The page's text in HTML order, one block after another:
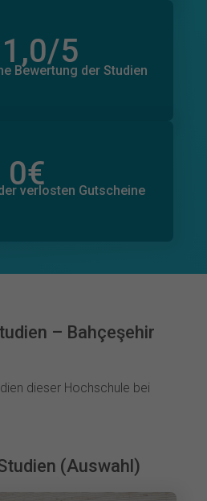
1,0/5
Bewertung der Studien
0
Bewertungen
0€
verlosten Gutscheine
0€
zugesagten Spenden
– Bahçeşehir
dieser Hochschule bei
(Auswahl)